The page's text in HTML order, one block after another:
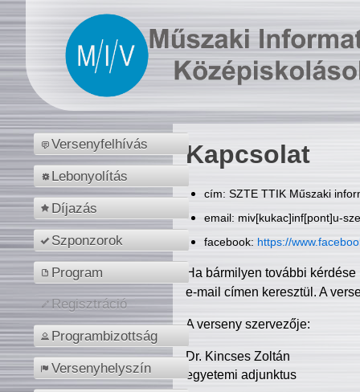
Versenyfelhívás
Lebonyolítás
Díjazás
Szponzorok
Program
Regisztráció
Programbizottság
Versenyhelyszín
Kapcsolat
cím: SZTE TTIK Műszaki
email: miv[kukac]inf[pont]u-
facebook: https://
Ha bármilyen további
e-mail címen keresztül. A
A verseny szervezője:
Dr. Kincses Zoltán
egyetemi adjunktus